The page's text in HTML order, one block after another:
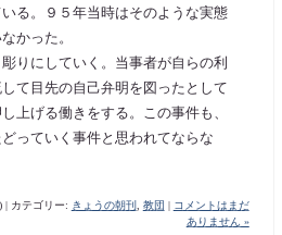
る。９５年当時はそのような実態
かった。
りにしていく。当事者が自らの利
て目先の自己弁明を図ったとして
上げる働きをする。この事件も、
っていく事件と思われてならな
| カテゴリー: きょうの朝刊 , 教団
コメントはまだ
ありません »